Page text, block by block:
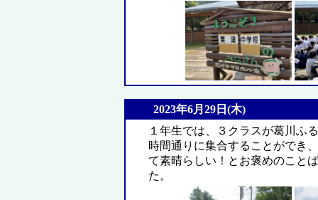
2023年6月29日(木)
１年生では、３クラスが葛川ふ
時間通りに集合することができ
て素晴らしい！とお褒めのこと
た。